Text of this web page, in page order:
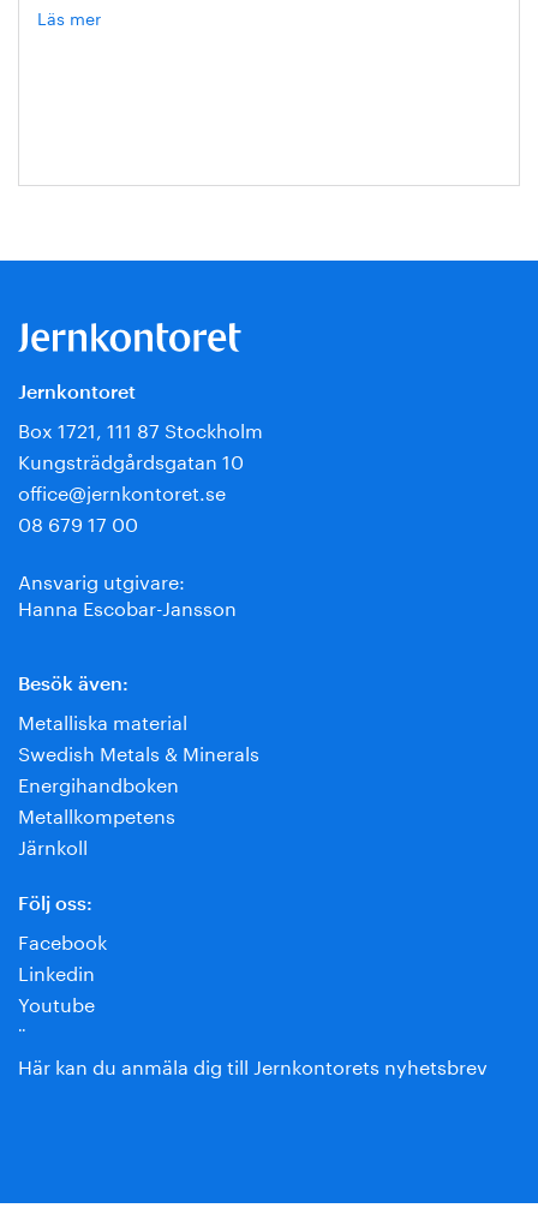
Läs mer
Jernkontoret
Box 1721, 111 87 Stockholm
Kungsträdgårdsgatan 10
office@jernkontoret.se
08 679 17 00
Ansvarig utgivare:
Hanna Escobar-Jansson
Besök även:
Metalliska material
Swedish Metals & Minerals
Energihandboken
Metallkompetens
Järnkoll
Följ oss:
Facebook
Linkedin
Youtube
¨
Här kan du anmäla dig till Jernkontorets nyhetsbrev